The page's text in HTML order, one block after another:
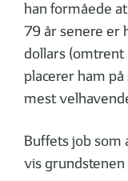
han formåede
79 år senere er
dollars
placerer ham
mest
Buffets job som
vis